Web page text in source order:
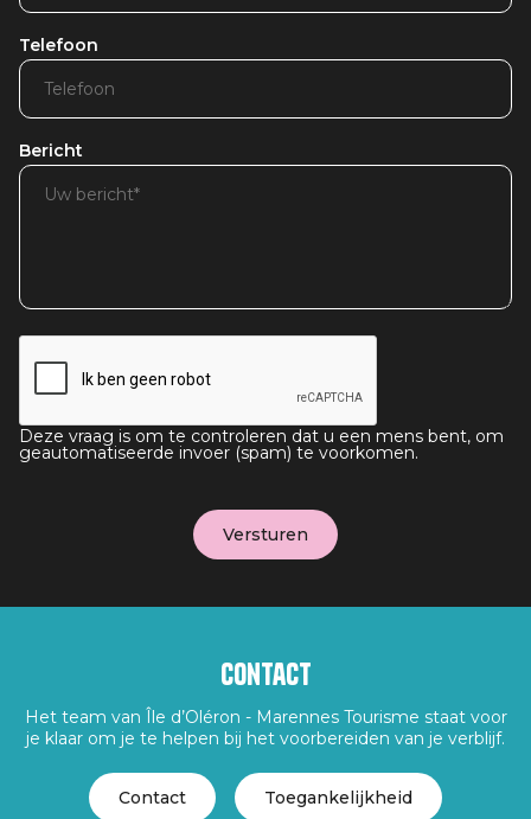
Telefoon
Bericht
Deze vraag is om te controleren dat u een mens bent, om
geautomatiseerde invoer (spam) te voorkomen.
Contact
Het team van Île d’Oléron - Marennes Tourisme staat voor
je klaar om je te helpen bij het voorbereiden van je verblijf.
Contact Toegankelijkheid